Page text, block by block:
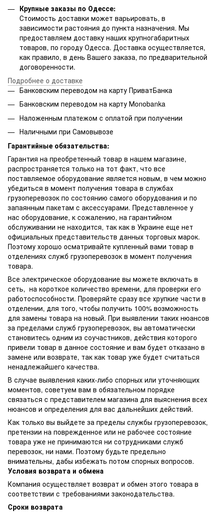
Крупные заказы по Одессе:
Стоимость доставки может варьировать, в
зависимости растояния до пункта назначения. Мы
предоставляем доставку наших крупногабаритных
товаров, по городу Одесса. Доставка осуществляется,
как правило, в день Вашего заказа, по предварительной
договоренности.
Подробнее о доставке
Банковским переводом на карту ПриватБанка
Банковским переводом на карту Мonobanka
Наложенным платежом с оплатой при получении
Наличными при Самовывозе
Гарантийные обязательства:
Гарантия на преобретенный товар в нашем магазине,
распространяется только на тот факт, что все
поставляемое оборудование является новым, в чем можно
убедиться в момент получения товара в службах
грузоперевозок по состоянию самого оборудования и по
запаянным пакетам с аксессуарами. Представленное у
нас оборудование, к сожалению, на гарантийном
обслуживании не находится, так как в Украине еще нет
официальных представительств данных торговых марок.
Поэтому хорошо осматривайте купленный вами товар в
отделениях служб грузоперевозок в момент получения
товара.
Все электрическое оборудование вы можете включать в
сеть, на короткое количество времени, для проверки его
работоспособности. Проверяйте сразу все хрупкие части в
отделении, для того, чтобы получить 100% возможность
для замены товара на новый. При выявлении таких нюансов
за пределами служб грузоперевозок, вы автоматически
становитесь одним из соучастников, действия которого
привели товар в данное состояние и вам будет отказано в
замене или возврате, так как товар уже будет считаться
ненадлежайшего качества.
В случае выявления каких-либо спорных или уточняющих
моментов, советуем вам в обязательном порядке
связаться с представителем магазина для выяснения всех
нюансов и определения для вас дальнейших действий.
Как только вы выйдете за пределы службы грузоперевозок,
претензии на поврежденное или не рабочее состояние
товара уже не принимаются ни сотрудниками служб
перевозок, ни нами. Поэтому будьте предельно
внимательны, дабы избежать потом спорных вопросов.
Условия возврата и обмена
Компания осуществляет возврат и обмен этого товара в
соответствии с требованиями законодательства.
Сроки возврата